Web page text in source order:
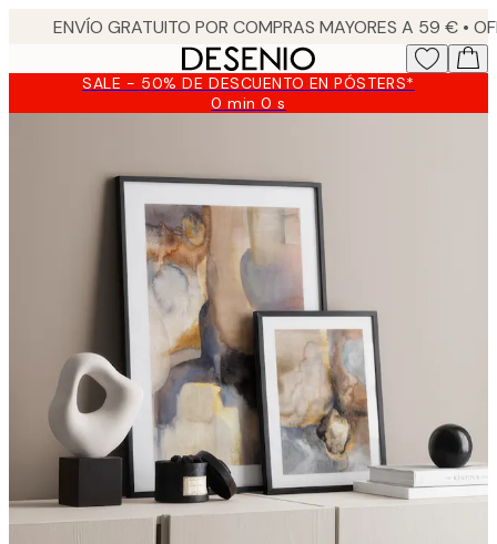
SALE - 50% DE DESCUENTO EN PÓSTERS*
0 min0 s
Válido
09